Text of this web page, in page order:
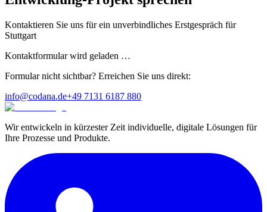
Kontaktieren Sie uns für ein unverbindliches Erstgespräch für
Stuttgart
Kontaktformular wird geladen …
Formular nicht sichtbar? Erreichen Sie uns direkt:
info@codana.de+49 7131 6187 880
Wir entwickeln in kürzester Zeit individuelle, digitale Lösungen für
Ihre Prozesse und Produkte.